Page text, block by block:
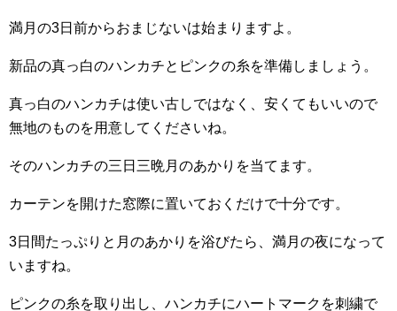
満月の3日前からおまじないは始まりますよ。
新品の真っ白のハンカチとピンクの糸を準備しましょう。
真っ白のハンカチは使い古しではなく、安くてもいいので
無地のものを用意してくださいね。
そのハンカチの三日三晩月のあかりを当てます。
カーテンを開けた窓際に置いておくだけで十分です。
3日間たっぷりと月のあかりを浴びたら、満月の夜になって
いますね。
ピンクの糸を取り出し、ハンカチにハートマークを刺繍で